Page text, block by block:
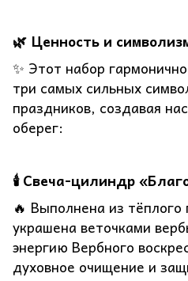
🌿 Ценность и
✨ Этот набор
три самых сильных
праздников, создавая
оберег:
🕯️ Свеча-цилиндр
🔥 Выполнена из тёплого
украшена веточками
энергию Вербного
духовное очищение и